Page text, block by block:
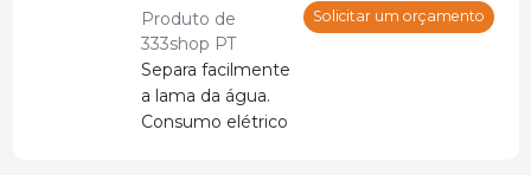
Produto de
333shop PT
Separa facilmente
a lama da água.
Consumo elétrico
Solicitar um orçamento